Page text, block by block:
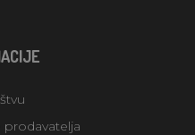
prodavatelja